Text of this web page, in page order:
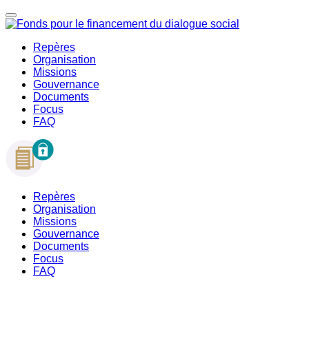
Repères
Organisation
Missions
Gouvernance
Documents
Focus
FAQ
Repères
Organisation
Missions
Gouvernance
Documents
Focus
FAQ